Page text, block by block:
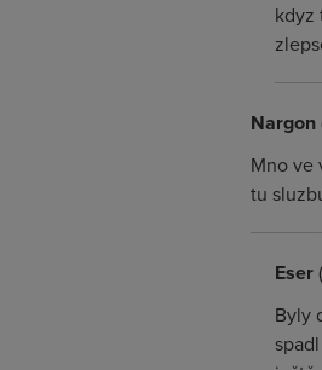
kdyz
Nargon
Mno ve
tu
Eser
Byly